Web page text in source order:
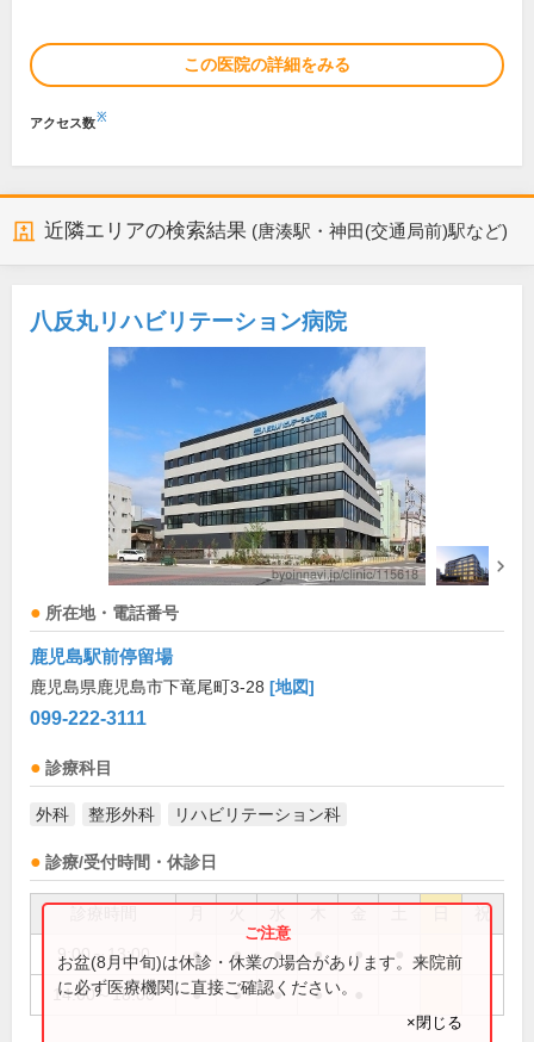
この医院の詳細をみる
アクセス数※
近隣エリアの検索結果 (唐湊駅・神田(交通局前)駅など)
八反丸リハビリテーション病院
所在地・電話番号
鹿児島駅前停留場
鹿児島県鹿児島市下竜尾町3-28 [地図]
099-222-3111
診療科目
外科 整形外科 リハビリテーション科
診療/受付時間・休診日
祝
9:00～13:00 ● ● ● ● ●
14:00～18:00 ● ● ● ●
お盆(8月中旬)は休診・休業の場合があります。来院前
に必ず医療機関に直接ご確認ください。
×閉じる